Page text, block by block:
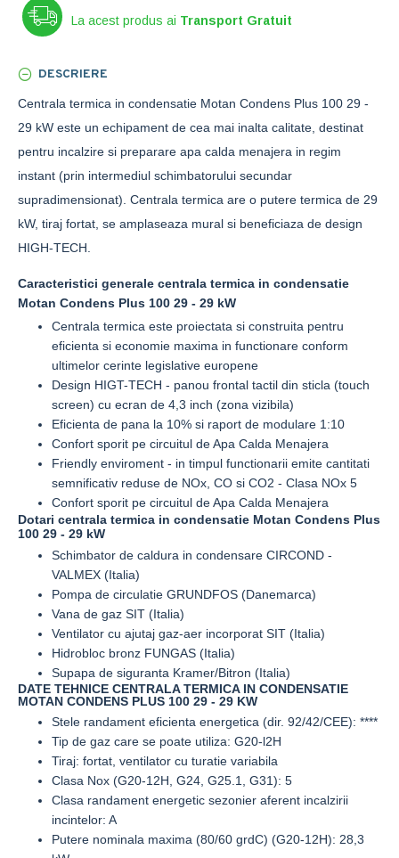
La acest produs ai Transport Gratuit
DESCRIERE
Centrala termica in condensatie Motan Condens Plus 100 29 -
29 kW este un echipament de cea mai inalta calitate, destinat
pentru incalzire si preparare apa calda menajera in regim
instant (prin intermediul schimbatorului secundar
supradimensionat). Centrala termica are o putere termica de 29
kW, tiraj fortat, se amplaseaza mural si beneficiaza de design
HIGH-TECH.
Caracteristici generale centrala termica in condensatie
Motan Condens Plus 100 29 - 29 kW
Centrala termica este proiectata si construita pentru
eficienta si economie maxima in functionare conform
ultimelor cerinte legislative europene
Design HIGT-TECH - panou frontal tactil din sticla (touch
screen) cu ecran de 4,3 inch (zona vizibila)
Eficienta de pana la 10% si raport de modulare 1:10
Confort sporit pe circuitul de Apa Calda Menajera
Friendly enviroment - in timpul functionarii emite cantitati
semnificativ reduse de NOx, CO si CO2 - Clasa NOx 5
Confort sporit pe circuitul de Apa Calda Menajera
Dotari centrala termica in condensatie Motan Condens Plus
100 29 - 29 kW
Schimbator de caldura in condensare CIRCOND -
VALMEX (Italia)
Pompa de circulatie GRUNDFOS (Danemarca)
Vana de gaz SIT (Italia)
Ventilator cu ajutaj gaz-aer incorporat SIT (Italia)
Hidrobloc bronz FUNGAS (Italia)
Supapa de siguranta Kramer/Bitron (Italia)
DATE TEHNICE CENTRALA TERMICA IN CONDENSATIE
MOTAN CONDENS PLUS 100 29 - 29 KW
Stele randament eficienta energetica (dir. 92/42/CEE): ****
Tip de gaz care se poate utiliza: G20-l2H
Tiraj: fortat, ventilator cu turatie variabila
Clasa Nox (G20-12H, G24, G25.1, G31): 5
Clasa randament energetic sezonier aferent incalzirii
incintelor: A
Putere nominala maxima (80/60 grdC) (G20-12H): 28,3